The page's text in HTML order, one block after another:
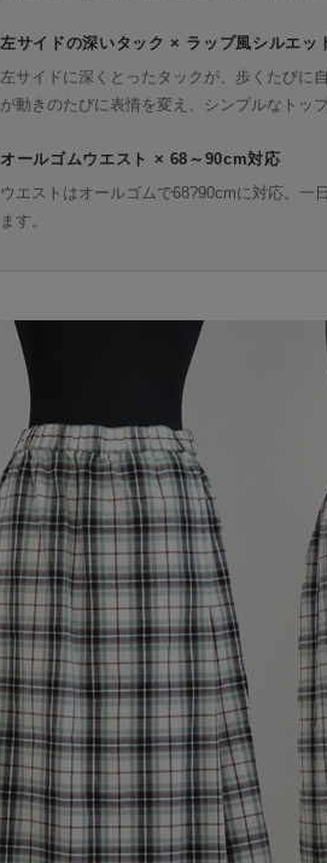
左サイドの深いタック × ラップ風シルエッ
左サイドに深くとったタックが、歩くたびに
が動きのたびに表情を変え、シンプルなトッ
オールゴムウエスト × 68～90cm対応
ウエストはオールゴムで68?90cmに対応。一
ます。